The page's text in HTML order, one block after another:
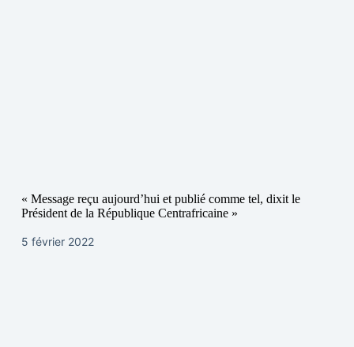
« Message reçu aujourd’hui et publié comme tel, dixit le
Président de la République Centrafricaine »
5 février 2022